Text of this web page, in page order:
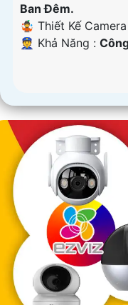
Ban Ðêm.
🤹 Thiết Kế Camera
️👮 Khả Năng :